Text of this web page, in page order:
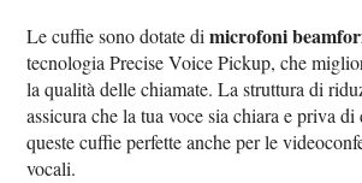
Le cuffie sono dotate dimicrofoni
tecnologia Precise Voice Pickup, che
la qualità delle chiamate. La struttura di
assicura che la tua voce sia chiara e priva
queste cuffie perfette anche per le
vocali.